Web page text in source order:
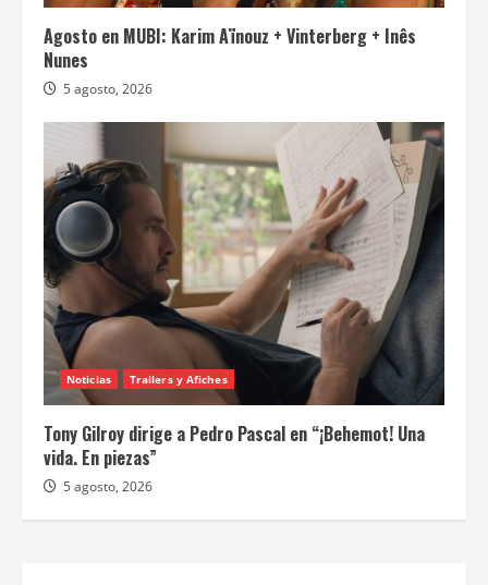
Agosto en MUBI: Karim Aïnouz + Vinterberg + Inês
Nunes
5 agosto, 2026
Noticias Trailers y Afiches
Tony Gilroy dirige a Pedro Pascal en “¡Behemot! Una
vida. En piezas”
5 agosto, 2026